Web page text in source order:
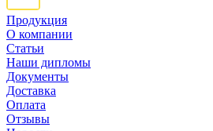
Продукция
О компании
Статьи
Наши дипломы
Документы
Доставка
Оплата
Отзывы